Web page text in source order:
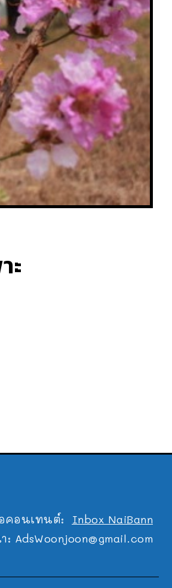
ะ
คอนเทนต์: Inbox NaiBann
: AdsWoonjoon@gmail.com